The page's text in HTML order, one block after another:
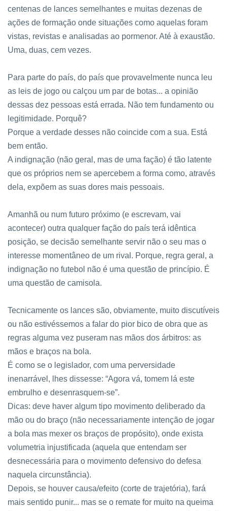
centenas de lances semelhantes e muitas dezenas de
ações de formação onde situações como aquelas foram
vistas, revistas e analisadas ao pormenor. Até à exaustão.
Uma, duas, cem vezes.
Para parte do país, do país que provavelmente nunca leu
as leis de jogo ou calçou um par de botas... a opinião
dessas dez pessoas está errada. Não tem fundamento ou
legitimidade. Porquê?
Porque a verdade desses não coincide com a sua. Está
bem então.
A indignação (não geral, mas de uma fação) é tão latente
que os próprios nem se apercebem a forma como, através
dela, expõem as suas dores mais pessoais.
Amanhã ou num futuro próximo (e escrevam, vai
acontecer) outra qualquer fação do país terá idêntica
posição, se decisão semelhante servir não o seu mas o
interesse momentâneo de um rival. Porque, regra geral, a
indignação no futebol não é uma questão de princípio. É
uma questão de camisola.
Tecnicamente os lances são, obviamente, muito discutíveis
ou não estivéssemos a falar do pior bico de obra que as
regras alguma vez puseram nas mãos dos árbitros: as
mãos e braços na bola.
É como se o legislador, com uma perversidade
inenarrável, lhes dissesse: “Agora vá, tomem lá este
embrulho e desenrasquem-se”.
Dicas: deve haver algum tipo movimento deliberado da
mão ou do braço (não necessariamente intenção de jogar
a bola mas mexer os braços de propósito), onde exista
volumetria injustificada (aquela que entendam ser
desnecessária para o movimento defensivo do defesa
naquela circunstância).
Depois, se houver causa/efeito (corte de trajetória), fará
mais sentido punir... mas se o remate for muito na queima